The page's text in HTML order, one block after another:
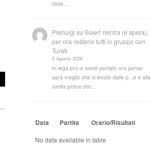
cosa…
Pierluigi suSoleri rientra (e spera),
per ora restano tutti in gruppo con
Turati
5 Agosto 2026
In lega pro ci avete portato ora penso
sarà meglio che vi levate dalle p...e e alla
svelta prima che…
Data Partita Orario/Risultati
No data available in table